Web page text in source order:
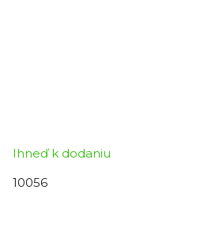
Ihneď k dodaniu
10056